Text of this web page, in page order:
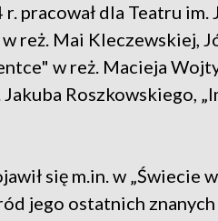
pracował dla Teatru im.
reż. Mai Kleczewskiej,
w reż. Macieja
Roszkowskiego,
się m.in. w „Świecie
jego ostatnich